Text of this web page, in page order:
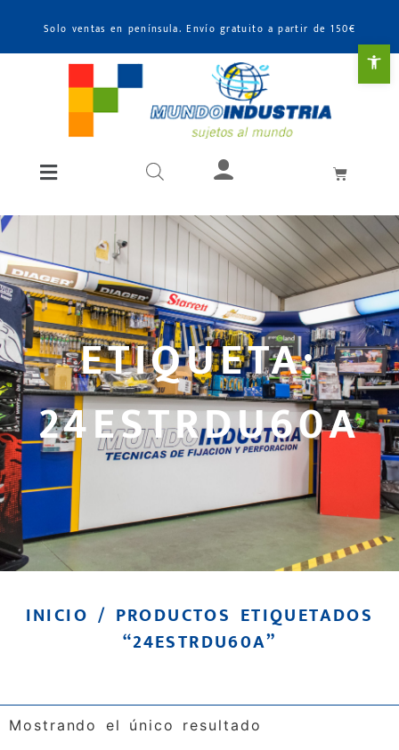
Solo ventas en península. Envío gratuito a partir de 150€
ETIQUETA:
24ESTRDU60A
INICIO / PRODUCTOS ETIQUETADOS
“24ESTRDU60A”
Mostrando el único resultado